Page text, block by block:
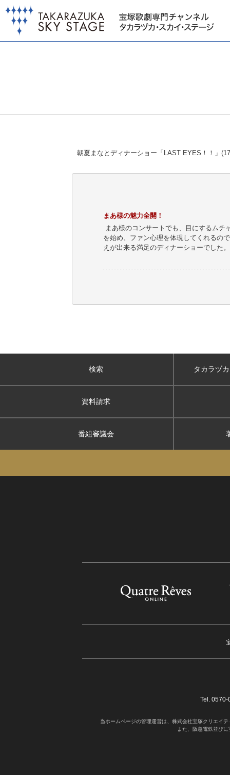
朝夏まなとディナーショー「LAST EYES！！」
まあ様の魅力全開！
まあ様のコンサートでも、目にするム
を始め、ファン心理を体現してくれるの
えが出来る満足のディナーショーでした
検索 タカラヅ
資料請求
番組審議会
Tel.
当ホームページの管理運営は、株式会社宝塚クリエイ
また、阪急電鉄並び